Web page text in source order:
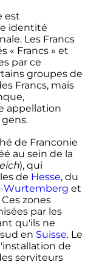
est
identité
Les Francs
« Francs » et
par ce
groupes de
Francs, mais
appellation
de Franconie
au sein de la
), qui
de Hesse, du
Wurtemberg et
zones
par les
qu'ils ne
en Suisse. Le
de
serviteurs